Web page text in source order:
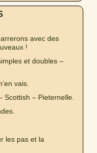
avec des
!
et doubles –
vais.
– Pieternelle.
les pas et la